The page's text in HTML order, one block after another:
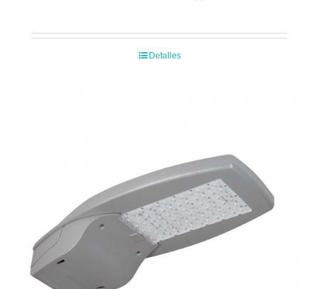
Detalles